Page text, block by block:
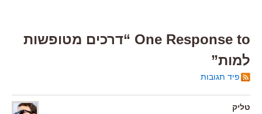
One Response to “דרכים מטופשות
למות”
פיד תגובות
טליק